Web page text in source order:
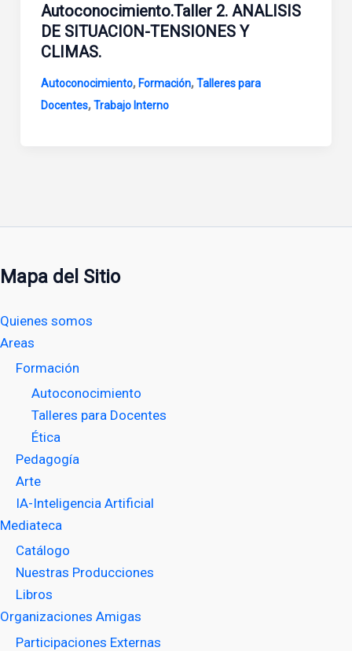
Autoconocimiento.Taller 2. ANALISIS
DE SITUACION-TENSIONES Y
CLIMAS.
Autoconocimiento,Formación,Talleres para
Docentes,Trabajo Interno
Mapa del Sitio
Quienes somos
Areas
Formación
Autoconocimiento
Talleres para Docentes
Ética
Pedagogía
Arte
IA-Inteligencia Artificial
Mediateca
Catálogo
Nuestras Producciones
Libros
Organizaciones Amigas
Participaciones Externas